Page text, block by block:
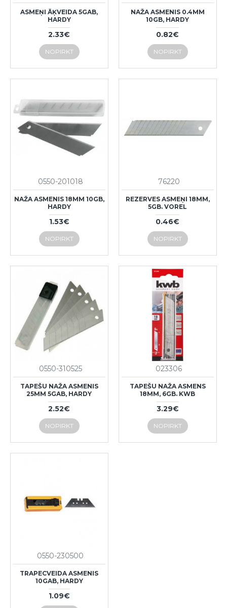
ASMEŅI ĀĶVEIDA 5GAB,
HARDY
2.33€
NOPIRKT
NAŽA ASMENIS 0.4MM
10GB, HARDY
0.82€
NOPIRKT
0550-201018
NAŽA ASMENIS 18MM 10GB,
HARDY
1.53€
NOPIRKT
76220
REZERVES ASMEŅI 18MM,
5GB. VOREL
0.46€
NOPIRKT
0550-310525
TAPEŠU NAŽA ASMENIS
25MM 5GAB, HARDY
2.52€
NOPIRKT
023306
TAPEŠU NAŽA ASMENS
18MM, 6GB. KWB
3.29€
NOPIRKT
0550-230500
TRAPECVEIDA ASMENIS
10GAB, HARDY
1.09€